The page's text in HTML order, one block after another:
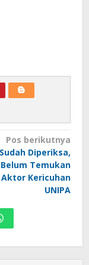
Pos berikutnya
Diperiksa,
Temukan
Kericuhan
UNIPA